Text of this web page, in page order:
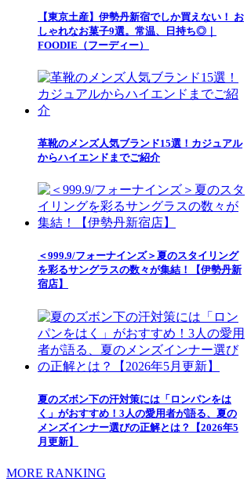
【東京土産】伊勢丹新宿でしか買えない！ お
しゃれなお菓子9選。常温、日持ち◎｜
FOODIE（フーディー）
革靴のメンズ人気ブランド15選！カジュアル
からハイエンドまでご紹介
＜999.9/フォーナインズ＞夏のスタイリング
を彩るサングラスの数々が集結！【伊勢丹新
宿店】
夏のズボン下の汗対策には「ロンパンをは
く」がおすすめ！3人の愛用者が語る、夏の
メンズインナー選びの正解とは？【2026年5
月更新】
MORE RANKING